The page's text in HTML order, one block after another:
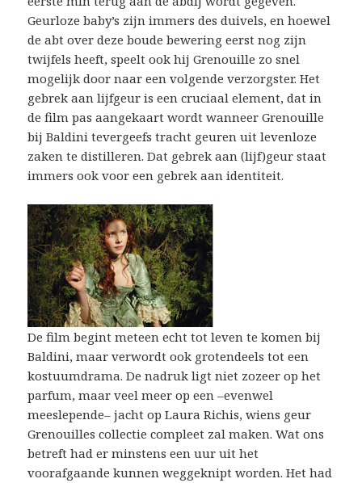
Geurloze baby’s zijn immers des duivels, en hoewel
de abt over deze boude bewering eerst nog zijn
twijfels heeft, speelt ook hij Grenouille zo snel
mogelijk door naar een volgende verzorgster. Het
gebrek aan lijfgeur is een cruciaal element, dat in
de film pas aangekaart wordt wanneer Grenouille
bij Baldini tevergeefs tracht geuren uit levenloze
zaken te distilleren. Dat gebrek aan (lijf)geur staat
immers ook voor een gebrek aan identiteit.
De film begint meteen echt tot leven te komen bij
Baldini, maar verwordt ook grotendeels tot een
kostuumdrama. De nadruk ligt niet zozeer op het
parfum, maar veel meer op een –evenwel
meeslepende– jacht op Laura Richis, wiens geur
Grenouilles collectie compleet zal maken. Wat ons
betreft had er minstens een uur uit het
voorafgaande kunnen weggeknipt worden. Het had